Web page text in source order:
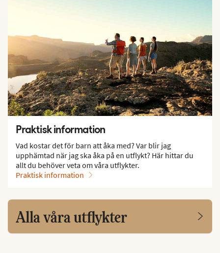
Praktisk information
Vad kostar det för barn att åka med? Var blir jag
upphämtad när jag ska åka på en utflykt? Här hittar du
allt du behöver veta om våra utflykter.
Praktisk information
Alla våra utflykter